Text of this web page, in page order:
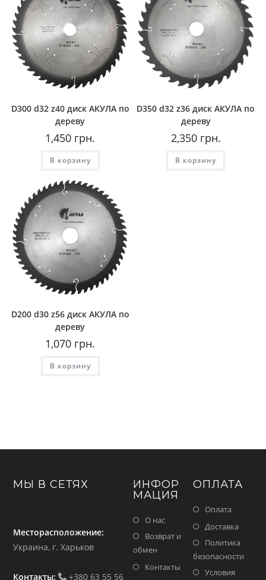
D300 d32 z40 диск АКУЛА по
дереву
1,450 грн.
В корзину
D350 d32 z36 диск АКУЛА по
дереву
2,350грн.
В корзину
D200 d30 z56 диск АКУЛА по
дереву
1,070 грн.
В корзину
МЫ В СЕТЯХ
Месторасположение:
Украина, г. Харьков
Контакты: +380 63 55 56
ИНФОР
МАЦИЯ
О нас
Возврат и
обмен
Контакты
ОПЛАТА
Оплата
Доставка
Политика
безопасности
Условия